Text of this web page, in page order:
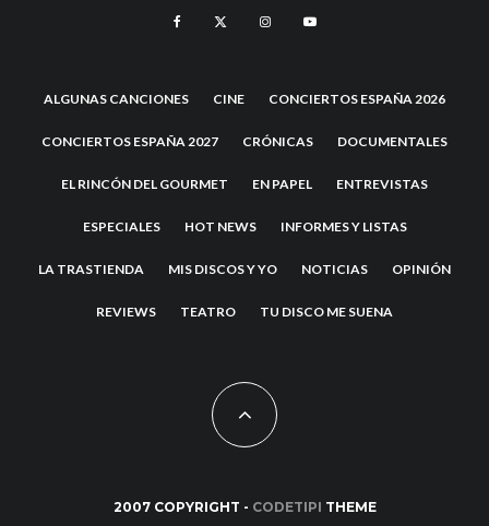
ALGUNAS CANCIONES CINE CONCIERTOS ESPAÑA 2026
CONCIERTOS ESPAÑA 2027 CRÓNICAS DOCUMENTALES
EL RINCÓN DEL GOURMET EN PAPEL ENTREVISTAS
ESPECIALES HOT NEWS INFORMES Y LISTAS
LA TRASTIENDA MIS DISCOS Y YO NOTICIAS OPINIÓN
REVIEWS TEATRO TU DISCO ME SUENA
2007 COPYRIGHT - CODETIPI THEME